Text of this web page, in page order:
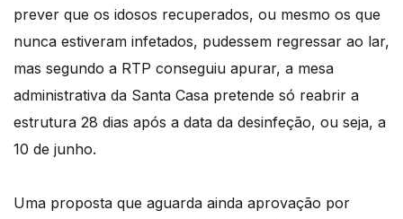
prever que os idosos recuperados, ou mesmo os que
nunca estiveram infetados, pudessem regressar ao lar,
mas segundo a RTP conseguiu apurar, a mesa
administrativa da Santa Casa pretende só reabrir a
estrutura 28 dias após a data da desinfeção, ou seja, a
10 de junho.
Uma proposta que aguarda ainda aprovação por